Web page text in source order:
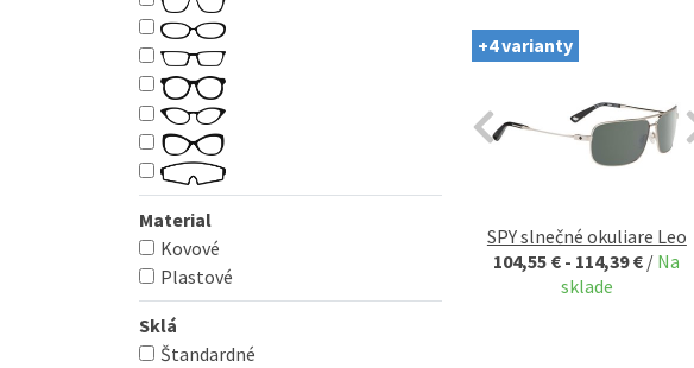
Material
Kovové
Plastové
Sklá
Štandardné
+4 varianty
SPY slnečné okuliare Leo
104,55 € - 114,39 € / Na
sklade